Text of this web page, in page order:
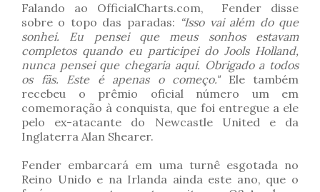
Falando ao OfficialCharts.com, Fender disse
sobre o topo das paradas: “Isso vai além do que
sonhei. Eu pensei que meus sonhos estavam
completos quando eu participei do Jools Holland,
nunca pensei que chegaria aqui. Obrigado a todos
os fãs. Este é apenas o começo." Ele também
recebeu o prêmio oficial número um em
comemoração à conquista, que foi entregue a ele
pelo ex-atacante do Newcastle United e da
Inglaterra Alan Shearer.
Fender embarcará em uma turnê esgotada no
Reino Unido e na Irlanda ainda este ano, que o